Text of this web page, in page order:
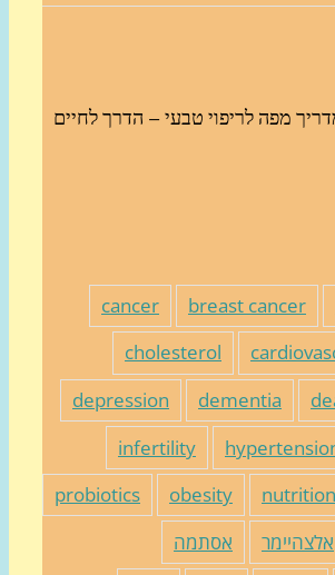
לריפוי טבעי – הדרך לחיים
breast
cancer
cholesterol
depression
infertility
obesity
probiotics
אסתמה